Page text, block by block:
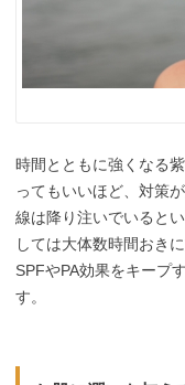
時間とともに強くなる
ってもいいほど、対策
線は降り注いでいると
しては大体数時間おき
SPFやPA効果をキープ
す。